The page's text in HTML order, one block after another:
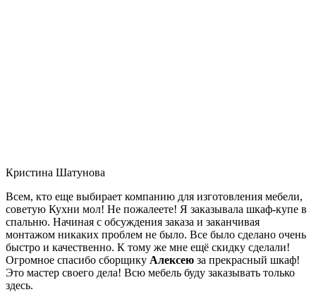
Кристина Шатунова
Всем, кто еще выбирает компанию для изготовления мебели,
советую Кухни мол! Не пожалеете! Я заказывала шкаф-купе в
спальню. Начиная с обсуждения заказа и заканчивая
монтажом никаких проблем не было. Все было сделано очень
быстро и качественно. К тому же мне ещё скидку сделали!
Огромное спасибо сборщику Алексею за прекрасный шкаф!
Это мастер своего дела! Всю мебель буду заказывать только
здесь.